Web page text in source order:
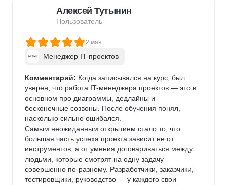
Алексей Тутынин
Пользователь
2 мая
Менеджер IT-проектов
Комментарий: Когда записывался на курс, был
уверен, что работа IT-менеджера проектов — это в
основном про диаграммы, дедлайны и
бесконечные созвоны. После обучения понял,
насколько сильно ошибался.
Самым неожиданным открытием стало то, что
большая часть успеха проекта зависит не от
инструментов, а от умения договариваться между
людьми, которые смотрят на одну задачу
совершенно по-разному. Разработчики, заказчики,
тестировщики, руководство — у каждого свои